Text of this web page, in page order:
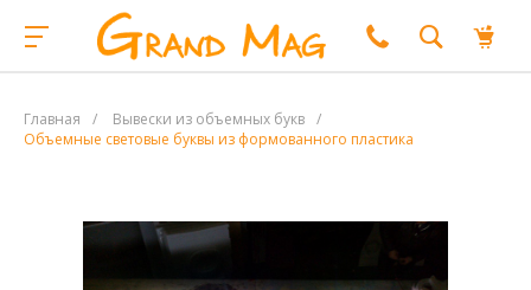
Главная / Вывески из объемных букв /
Объемные световые буквы из формованного пластика